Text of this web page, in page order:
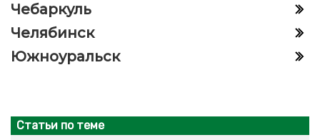
Чебаркуль
Челябинск
Южноуральск
Статьи по теме